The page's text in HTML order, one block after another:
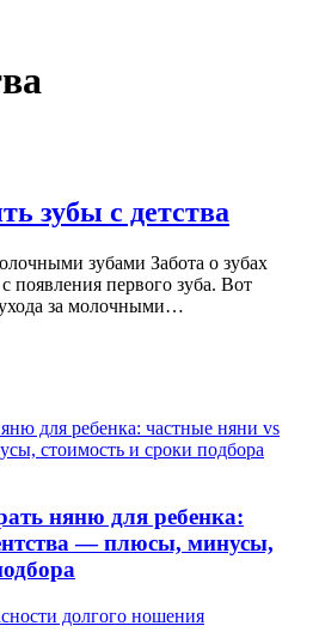
зубы с детства
зубами Забота о зубах
появления первого зуба. Вот
за молочными…
для ребенка: частные няни vs
стоимость и сроки подбора
няню для ребенка:
— плюсы, минусы,
долгого ношения